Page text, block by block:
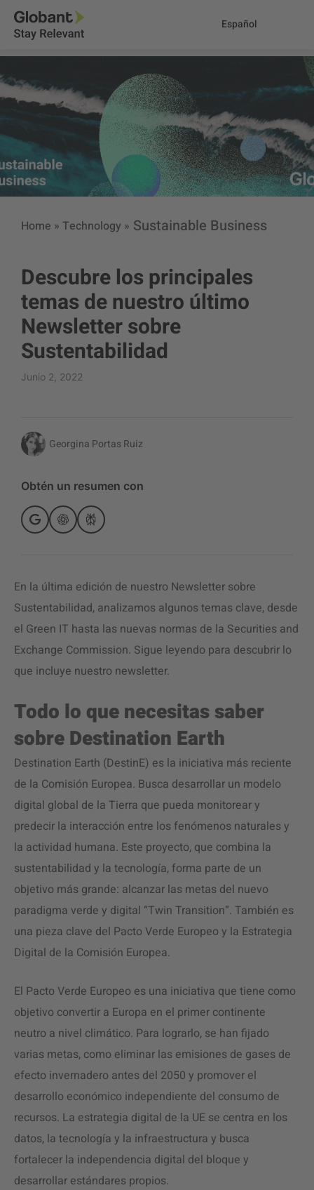
Español
Home » Technology » Sustainable Business
Descubre los principales
temas de nuestro último
Newsletter sobre
Sustentabilidad
Junio 2, 2022
Georgina Portas Ruiz
Obtén un resumen con
En la última edición de nuestro Newsletter sobre
Sustentabilidad, analizamos algunos temas clave, desde
el Green IT hasta las nuevas normas de la Securities and
Exchange Commission. Sigue leyendo para descubrir lo
que incluye nuestro newsletter.
Todo lo que necesitas saber
sobre Destination Earth
Destination Earth (DestinE) es la iniciativa más reciente
de la Comisión Europea. Busca desarrollar un modelo
digital global de la Tierra que pueda monitorear y
predecir la interacción entre los fenómenos naturales y
la actividad humana. Este proyecto, que combina la
sustentabilidad y la tecnología, forma parte de un
objetivo más grande: alcanzar las metas del nuevo
paradigma verde y digital “Twin Transition”. También es
una pieza clave del Pacto Verde Europeo y la Estrategia
Digital de la Comisión Europea.
El Pacto Verde Europeo es una iniciativa que tiene como
objetivo convertir a Europa en el primer continente
neutro a nivel climático. Para lograrlo, se han fijado
varias metas, como eliminar las emisiones de gases de
efecto invernadero antes del 2050 y promover el
desarrollo económico independiente del consumo de
recursos. La estrategia digital de la UE se centra en los
datos, la tecnología y la infraestructura y busca
fortalecer la independencia digital del bloque y
desarrollar estándares propios.